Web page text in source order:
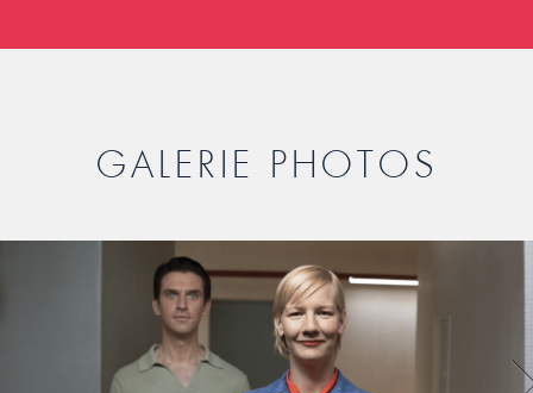
GALERIE PHOTOS